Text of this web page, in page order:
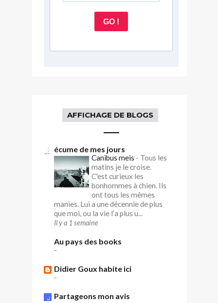
GO !
AFFICHAGE DE BLOGS
écume de mes jours
Canibus meis - Tous les
matins je le croise.
C'est curieux les
bonhommes à chien. Ils
ont tous les mêmes
manies. Lui a une décennie de plus
que moi, ou la vie l’a plus u...
Il y a 1 semaine
Au pays des books
-
Didier Goux habite ici
-
Partageons mon avis